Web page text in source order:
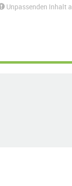
Unpassenden Inhalt